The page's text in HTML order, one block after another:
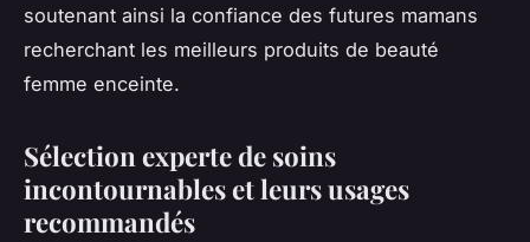
soutenant ainsi la confiance des futures mamans
recherchant les meilleurs produits de beauté
femme enceinte.
Sélection experte de soins
incontournables et leurs usages
recommandés